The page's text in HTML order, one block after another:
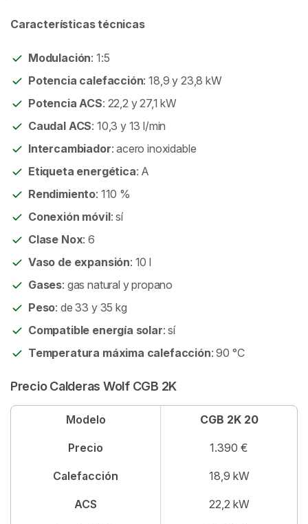
Características técnicas
Modulación: 1:5
Potencia calefacción: 18,9 y 23,8 kW
Potencia ACS: 22,2 y 27,1 kW
Caudal ACS: 10,3 y 13 l/min
Intercambiador: acero inoxidable
Etiqueta energética: A
Rendimiento: 110 %
Conexión móvil: sí
Clase Nox: 6
Vaso de expansión: 10 l
Gases: gas natural y propano
Peso: de 33 y 35 kg
Compatible energía solar: sí
Temperatura máxima calefacción: 90 °C
Precio Calderas Wolf CGB 2K
Modelo CGB 2K 20
Precio 1.390 €
Calefacción 18,9 kW
ACS 22,2 kW